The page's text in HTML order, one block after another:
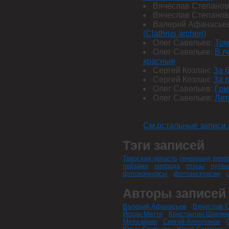
Вячеслав
Вячеслав
Валерий
(Clathrus archeri)
Олег Савельев:
Олег Савельев: В
красные
Сергей Козлан: За
Сергей Козлан: За
Олег Савельев:
Олег Савельев:
См.остальные записи
Тэги записей
Тверская область генерация
пейзажи
природа птицы
фотоконкурсы
фотоэкскурсии
Авторы записей
Валерий Афанасьев
Вячеслав
Йохан Метте
Константин
Мелхайзер
Сергей Апполонов